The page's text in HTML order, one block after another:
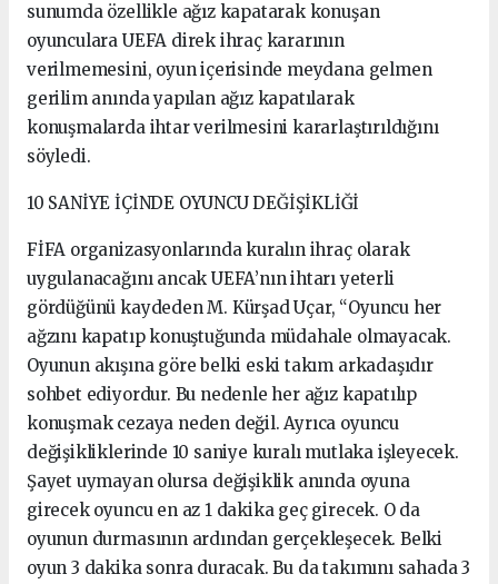
sunumda özellikle ağız kapatarak konuşan
oyunculara UEFA direk ihraç kararının
verilmemesini, oyun içerisinde meydana gelmen
gerilim anında yapılan ağız kapatılarak
konuşmalarda ihtar verilmesini kararlaştırıldığını
söyledi.
10 SANİYE İÇİNDE OYUNCU DEĞİŞİKLİĞİ
FİFA organizasyonlarında kuralın ihraç olarak
uygulanacağını ancak UEFA’nın ihtarı yeterli
gördüğünü kaydeden M. Kürşad Uçar, “Oyuncu her
ağzını kapatıp konuştuğunda müdahale olmayacak.
Oyunun akışına göre belki eski takım arkadaşıdır
sohbet ediyordur. Bu nedenle her ağız kapatılıp
konuşmak cezaya neden değil. Ayrıca oyuncu
değişikliklerinde 10 saniye kuralı mutlaka işleyecek.
Şayet uymayan olursa değişiklik anında oyuna
girecek oyuncu en az 1 dakika geç girecek. O da
oyunun durmasının ardından gerçekleşecek. Belki
oyun 3 dakika sonra duracak. Bu da takımını sahada 3